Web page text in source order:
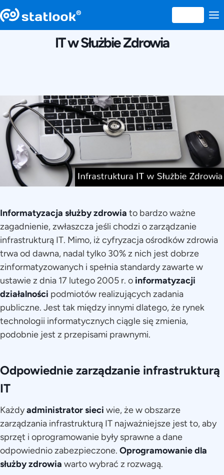
5 DECEMBRIE 2016
IT w Służbie Zdrowia
Informatyzacja służby zdrowia to bardzo ważne
zagadnienie, zwłaszcza jeśli chodzi o zarządzanie
infrastrukturą IT. Mimo, iż cyfryzacja ośrodków zdrowia
trwa od dawna, nadal tylko 30% z nich jest dobrze
zinformatyzowanych i spełnia standardy zawarte w
ustawie z dnia 17 lutego 2005 r. o informatyzacji
działalności podmiotów realizujących zadania
publiczne. Jest tak między innymi dlatego, że rynek
technologii informatycznych ciągle się zmienia,
podobnie jest z przepisami prawnymi.
Odpowiednie zarządzanie infrastrukturą
IT
Każdyadministrator sieci wie, że w obszarze
zarządzania infrastrukturą IT najważniejsze jest to, aby
sprzęt i oprogramowanie były sprawne a dane
odpowiednio zabezpieczone. Oprogramowanie dla
służby zdrowia warto wybrać z rozwagą.